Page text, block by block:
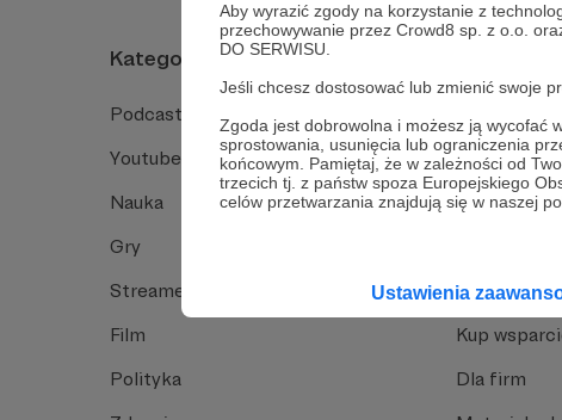
Aby wyrazić zgody na korzystanie z
przechowywanie przez Crowd8 sp. z o.o.
DO SERWISU.
Jeśli chcesz dostosować lub zmienić swoje
Zgoda jest dobrowolna i możesz ją wycofać
sprostowania, usunięcia lub ograniczenia
końcowym. Pamiętaj, że w zależności od
trzecich tj. z państw spoza Europejskiego
celów przetwarzania znajdują się w naszej
Ustawienia
Kategorie
Podcast
Youtube
Nauka
Gry
Streamerzy
Film
Polityka
Jak to działa
Funkcje
Dlaczego
Opinie
Kup
Dla firm